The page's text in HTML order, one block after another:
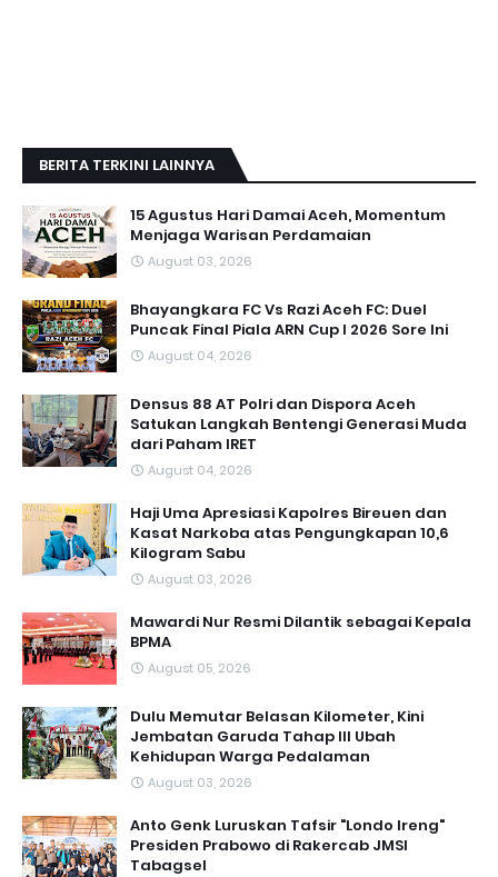
BERITA TERKINI LAINNYA
15 Agustus Hari Damai Aceh, Momentum
Menjaga Warisan Perdamaian
August 03, 2026
Bhayangkara FC Vs Razi Aceh FC: Duel
Puncak Final Piala ARN Cup I 2026 Sore Ini
August 04, 2026
Densus 88 AT Polri dan Dispora Aceh
Satukan Langkah Bentengi Generasi Muda
dari Paham IRET
August 04, 2026
Haji Uma Apresiasi Kapolres Bireuen dan
Kasat Narkoba atas Pengungkapan 10,6
Kilogram Sabu
August 03, 2026
Mawardi Nur Resmi Dilantik sebagai Kepala
BPMA
August 05, 2026
Dulu Memutar Belasan Kilometer, Kini
Jembatan Garuda Tahap III Ubah
Kehidupan Warga Pedalaman ‎
August 03, 2026
Anto Genk Luruskan Tafsir "Londo Ireng"
Presiden Prabowo di Rakercab JMSI
Tabagsel